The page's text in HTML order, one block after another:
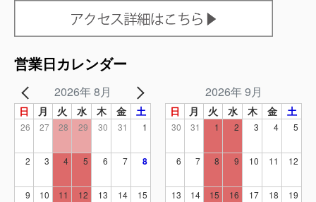
営業日カレンダー
2026年 8月
日 月 火 水 木 金 土
26 27 28 29 30 31 1
2 3 4 5 6 7 8
9 10 11 12 13 14 15
2026年 9月
日 月 火 水 木 金 土
30 31 1 2 3 4 5
6 7 8 9 10 11 12
13 14 15 16 17 18 19